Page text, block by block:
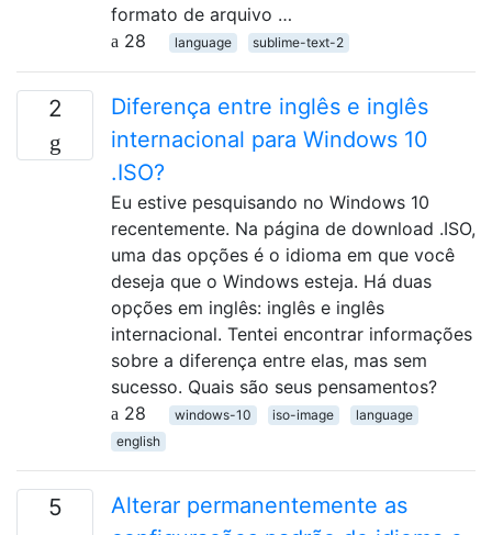
formato de arquivo …
28
language sublime-text-2
2
Diferença entre inglês e inglês
internacional para Windows 10
.ISO?
Eu estive pesquisando no Windows 10
recentemente. Na página de download .ISO,
uma das opções é o idioma em que você
deseja que o Windows esteja. Há duas
opções em inglês: inglês e inglês
internacional. Tentei encontrar informações
sobre a diferença entre elas, mas sem
sucesso. Quais são seus pensamentos?
28
windows-10 iso-image
language
english
5
Alterar permanentemente as